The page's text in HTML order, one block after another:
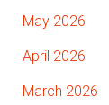
May 2026
April 2026
March 2026